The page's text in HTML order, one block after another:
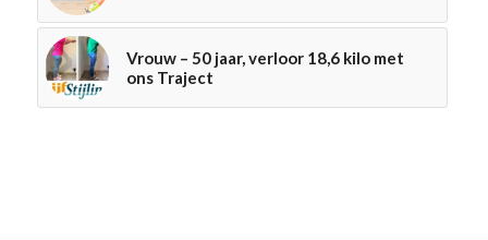
Vrouw – 50 jaar, verloor 18,6 kilo met
ons Traject